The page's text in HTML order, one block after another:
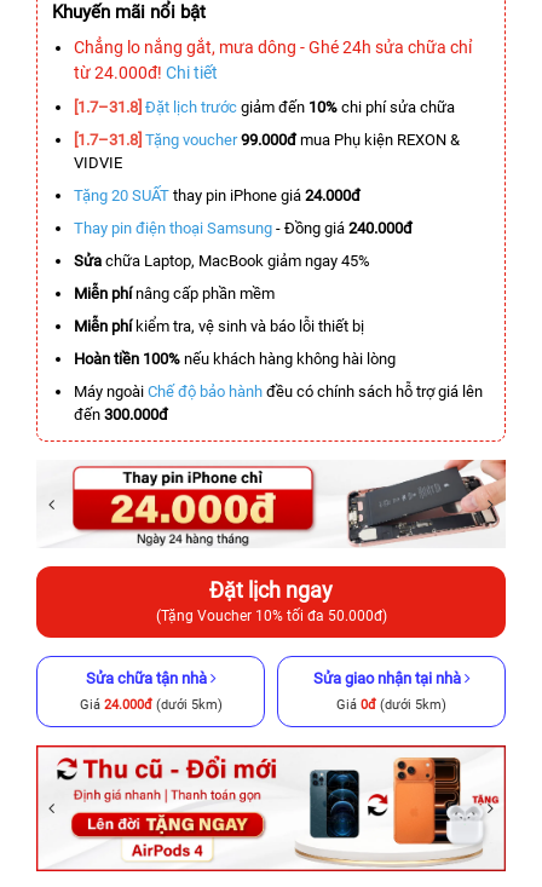
Khuyến mãi nổi bật
Chẳng lo nắng gắt, mưa dông - Ghé 24h sửa chữa chỉ
từ 24.000đ! Chi tiết
[1.7–31.8] Đặt lịch trước giảm đến 10% chi phí sửa chữa
[1.7–31.8] Tặng voucher 99.000đmua Phụ kiện REXON &
VIDVIE
Tặng 20 SUẤT thay pin iPhone giá 24.000đ
Thay pin điện thoại Samsung - Đồng giá 240.000đ
Sửa chữa Laptop, MacBook giảm ngay 45%
Miễn phínâng cấp phần mềm
Miễn phíkiểm tra, vệ sinh và báo lỗi thiết bị
Hoàn tiền 100% nếu khách hàng không hài lòng
Máy ngoài Chế độ bảo hành đều có chính sách hỗ trợ giá lên
đến 300.000đ
Đặt lịch ngay
(Tặng Voucher 10% tối đa 50.000đ)
Sửa chữa tận nhà
Giá 24.000đ(dưới 5km)
Sửa giao nhận tại nhà
Giá 0đ (dưới 5km)